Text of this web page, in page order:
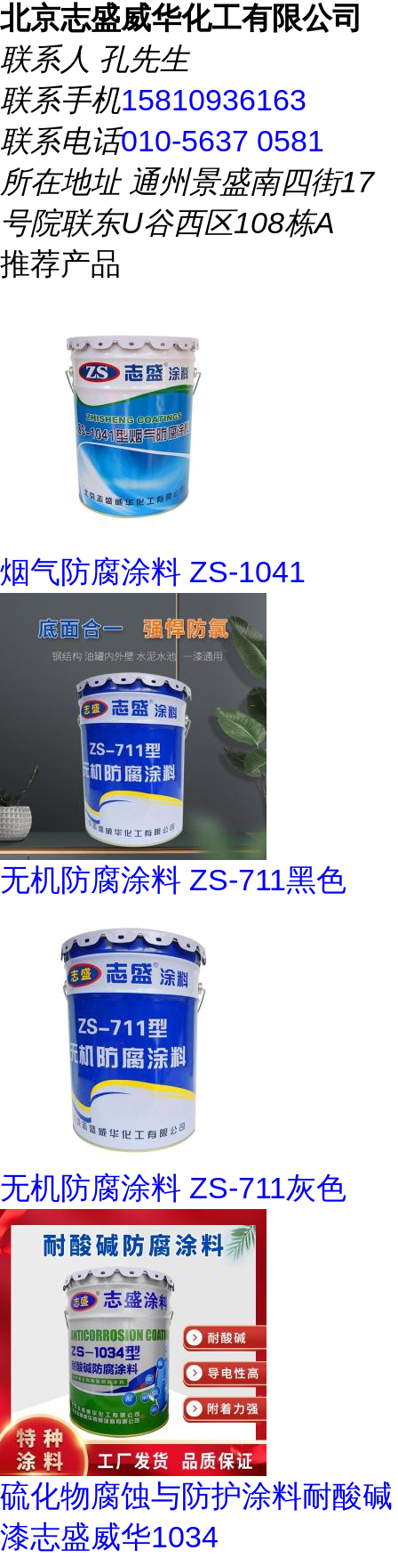
北京志盛威华化工有限公司
联系人 孔先生
联系手机15810936163
联系电话010-5637 0581
所在地址通州景盛南四街17
号院联东U谷西区108栋A
推荐产品
烟气防腐涂料 ZS-1041
无机防腐涂料 ZS-711黑色
无机防腐涂料 ZS-711灰色
硫化物腐蚀与防护涂料耐酸碱
漆志盛威华1034